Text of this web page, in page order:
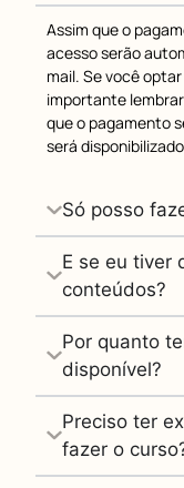
Assim que o
acesso serão
mail. Se você
importante
que o pagamento
será
Só posso
E se eu tiver
conteúdos?
Por quanto
disponível?
Preciso ter
fazer o